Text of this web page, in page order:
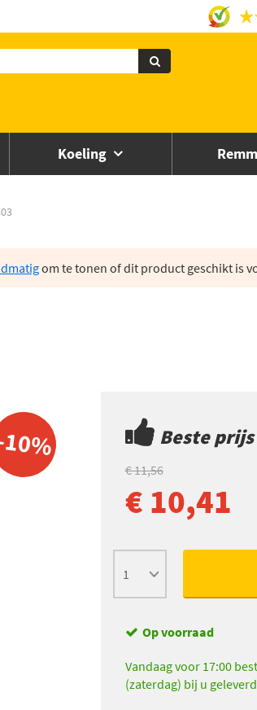
Koeling
om te tonen of dit product geschikt is
Beste prijs
€ 11,56
€ 10,41
Op voorraad
Vandaag voor 17:00
(zaterdag) bij u